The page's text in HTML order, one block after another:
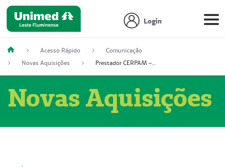
Login
Acesso Rápido
Comunicação
Novas Aquisições
Prestador CERPAM – Centro de Reabilitação S/S Ltda-ME (52004274-8)
Novas Aquisições